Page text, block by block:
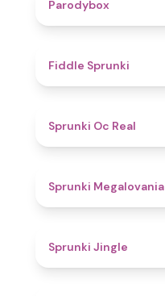
Parodybox
Fiddle Sprunki
Sprunki Oc Real
Sprunki Megalovania
Sprunki Jingle